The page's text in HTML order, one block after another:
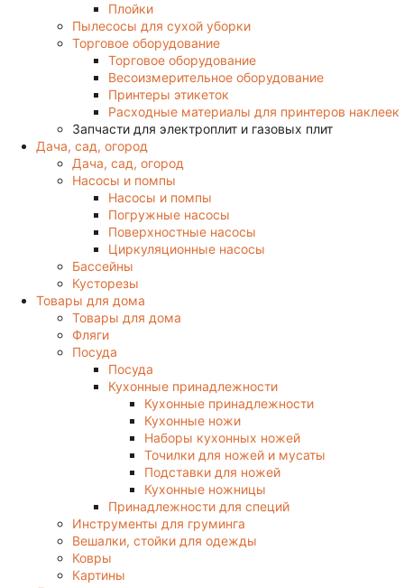
Плойки
Пылесосы для сухой уборки
Торговое оборудование
Торговое оборудование
Весоизмерительное оборудование
Принтеры этикеток
Расходные материалы для принтеров наклеек
Запчасти для электроплит и газовых плит
Дача, сад, огород
Дача, сад, огород
Насосы и помпы
Насосы и помпы
Погружные насосы
Поверхностные насосы
Циркуляционные насосы
Бассейны
Кусторезы
Товары для дома
Товары для дома
Фляги
Посуда
Посуда
Кухонные принадлежности
Кухонные принадлежности
Кухонные ножи
Наборы кухонных ножей
Точилки для ножей и мусаты
Подставки для ножей
Кухонные ножницы
Принадлежности для специй
Инструменты для груминга
Вешалки, стойки для одежды
Ковры
Картины